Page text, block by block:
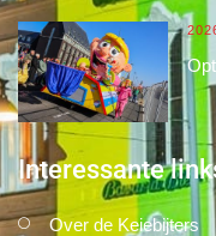
Interessante
Over de Keiebijters